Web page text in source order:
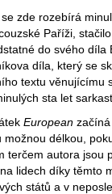
zde rozebírá
Paříži,
do svého díla
díla, který se
textu věnujícímu
sta let
European začíná
možnou délkou,
terčem autora jsou
lidech díky těmto
států a v